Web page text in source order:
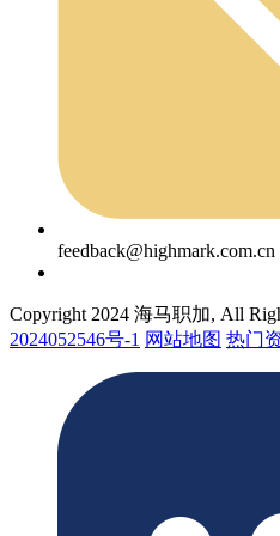
feedback@highmark.com.cn
Copyright 2024 海马职加, All
2024052546号-1 网站地图 热门